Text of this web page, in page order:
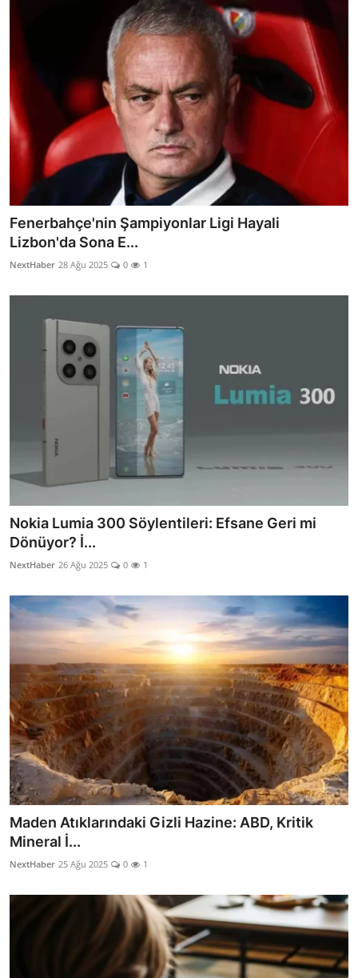
Fenerbahçe'nin Şampiyonlar Ligi Hayali
Lizbon'da Sona E...
NextHaber 28 Ağu 2025 0 1
Nokia Lumia 300 Söylentileri: Efsane Geri mi
Dönüyor? İ...
NextHaber 26 Ağu 2025 0 1
Maden Atıklarındaki Gizli Hazine: ABD, Kritik
Mineral İ...
NextHaber 25 Ağu 2025 0 1